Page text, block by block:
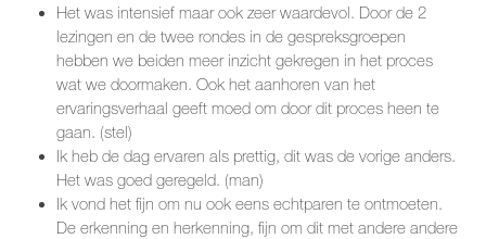
Het was intensief maar ook zeer waardevol. Door de 2
lezingen en de twee rondes in de gespreksgroepen
hebben we beiden meer inzicht gekregen in het proces
wat we doormaken. Ook het aanhoren van het
ervaringsverhaal geeft moed om door dit proces heen te
gaan. (stel)
Ik heb de dag ervaren als prettig, dit was de vorige anders.
Het was goed geregeld. (man)
Ik vond het fijn om nu ook eens echtparen te ontmoeten.
De erkenning en herkenning, fijn om dit met andere andere